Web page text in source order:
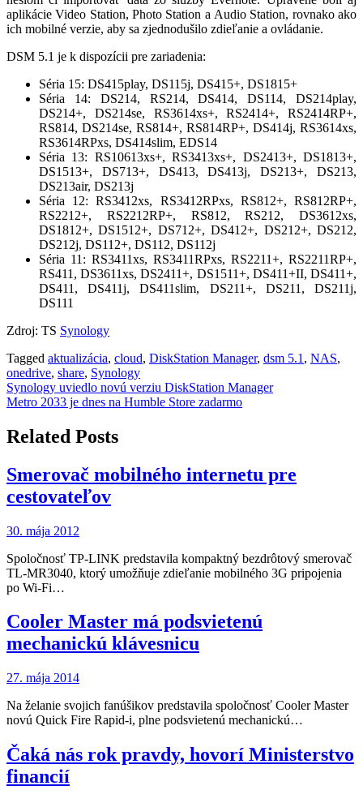
aplikácie Video Station, Photo Station a Audio Station, rovnako ako
ich mobilné verzie, aby sa zjednodušilo zdieľanie a ovládanie.
DSM 5.1 je k dispozícii pre zariadenia:
Séria 15: DS415play, DS115j, DS415+, DS1815+
Séria 14: DS214, RS214, DS414, DS114, DS214play,
DS214+, DS214se, RS3614xs+, RS2414+, RS2414RP+,
RS814, DS214se, RS814+, RS814RP+, DS414j, RS3614xs,
RS3614RPxs, DS414slim, EDS14
Séria 13: RS10613xs+, RS3413xs+, DS2413+, DS1813+,
DS1513+, DS713+, DS413, DS413j, DS213+, DS213,
DS213air, DS213j
Séria 12: RS3412xs, RS3412RPxs, RS812+, RS812RP+,
RS2212+, RS2212RP+, RS812, RS212, DS3612xs,
DS1812+, DS1512+, DS712+, DS412+, DS212+, DS212,
DS212j, DS112+, DS112, DS112j
Séria 11: RS3411xs, RS3411RPxs, RS2211+, RS2211RP+,
RS411, DS3611xs, DS2411+, DS1511+, DS411+II, DS411+,
DS411, DS411j, DS411slim, DS211+, DS211, DS211j,
DS111
Zdroj: TS Synology
Tagged aktualizácia, cloud, DiskStation Manager, dsm 5.1 , NAS,
onedrive, share, Synology
Navigácia
v
článku
Synology uviedlo novú verziu DiskStation Manager
Metro 2033 je dnes na Humble Store zadarmo
Related Posts
Smerovač mobilného internetu pre
cestovateľov
30. mája 2012
Spoločnosť TP-LINK predstavila kompaktný bezdrôtový smerovač
TL-MR3040, ktorý umožňuje zdieľanie mobilného 3G pripojenia
po Wi-Fi…
Cooler Master má podsvietenú
mechanickú klávesnicu
27. mája 2014
Na želanie svojich fanúšikov predstavila spoločnosť Cooler Master
novú Quick Fire Rapid-i, plne podsvietenú mechanickú…
Čaká nás rok pravdy, hovorí Ministerstvo
financií